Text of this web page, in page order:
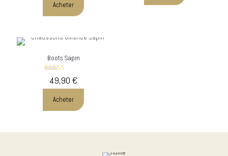
Acheter
Boots Sapin
Rated
5.00
49,90€
Acheter